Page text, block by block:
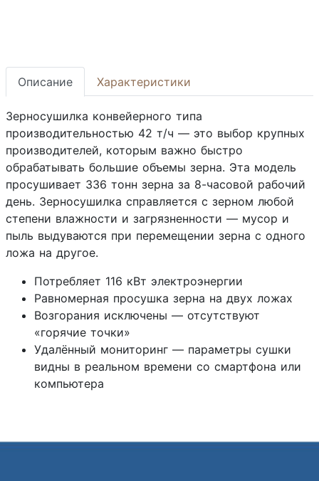
Описание Характеристики
Зерносушилка конвейерного типа
производительностью 42 т/ч — это выбор крупных
производителей, которым важно быстро
обрабатывать большие объемы зерна. Эта модель
просушивает 336 тонн зерна за 8-часовой рабочий
день. Зерносушилка справляется с зерном любой
степени влажности и загрязненности — мусор и
пыль выдуваются при перемещении зерна с одного
ложа на другое.
Потребляет 116 кВт электроэнергии
Равномерная просушка зерна на двух ложах
Возгорания исключены — отсутствуют
«горячие точки»
Удалённый мониторинг — параметры сушки
видны в реальном времени со смартфона или
компьютера